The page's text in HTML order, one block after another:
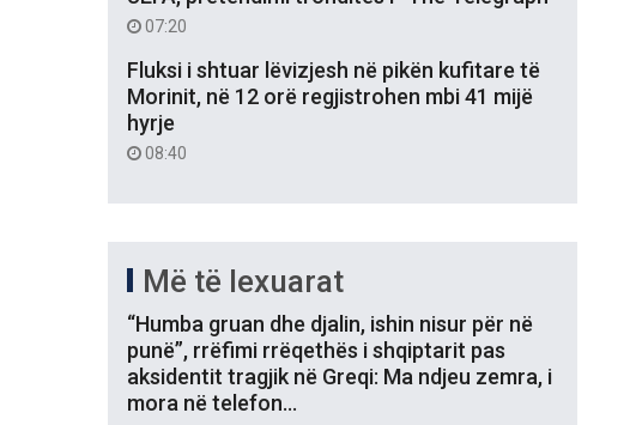
07:20
Fluksi i shtuar lëvizjesh në pikën kufitare të
Morinit, në 12 orë regjistrohen mbi 41 mijë
hyrje
08:40
Më të lexuarat
“Humba gruan dhe djalin, ishin nisur për në
punë”, rrëfimi rrëqethës i shqiptarit pas
aksidentit tragjik në Greqi: Ma ndjeu zemra, i
mora në telefon…